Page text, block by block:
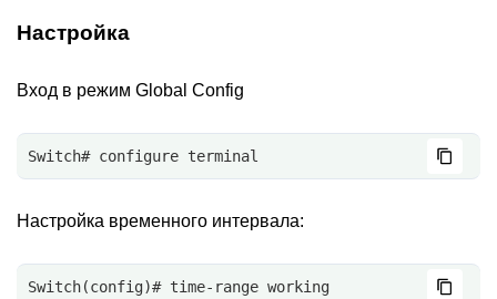
Настройка
Вход в режим Global Config
Switch# configure terminal
Настройка временного интервала:
Switch(config)# time-range working